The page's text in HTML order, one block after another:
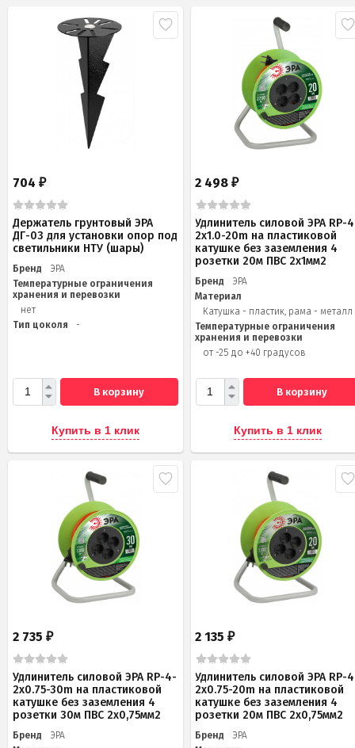
704 ₽
Держатель грунтовый ЭРА
ДГ-03 для установки опор под
светильники НТУ (шары)
Бренд
ЭРА
Температурные ограничения
хранения и перевозки
нет
Тип цоколя
-
В корзину
Купить в 1 клик
2 498₽
Удлинитель силовой ЭРА RP-
2x1.0-20m на пластиковой
катушке без заземления 4
розетки 20м ПВС 2х1мм2
Бренд
ЭРА
Материал
Катушка - пластик, рама - металл
Температурные ограничения
хранения и перевозки
от -25 до +40 градусов
В корзину
Купить в 1 клик
2 735 ₽
Удлинитель силовой ЭРА RP-4-
2x0.75-30m на пластиковой
катушке без заземления 4
розетки 30м ПВС 2х0,75мм2
Бренд
ЭРА
2 135₽
Удлинитель силовой ЭРА RP-
2x0.75-20m на пластиковой
катушке без заземления 4
розетки 20м ПВС 2х0,75мм2
Бренд
ЭРА